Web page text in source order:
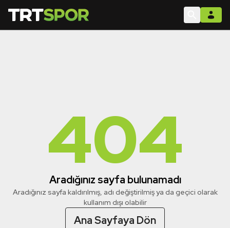
404
Aradığınız sayfa bulunamadı
Aradığınız sayfa kaldırılmış, adı değiştirilmiş ya da geçici olarak
kullanım dışı olabilir
Ana Sayfaya Dön